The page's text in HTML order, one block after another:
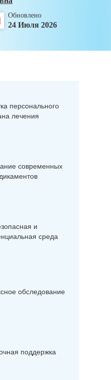
Обновлено
24 Июля 2026
персонального
лечения
современных
и
среда
обследование
поддержка